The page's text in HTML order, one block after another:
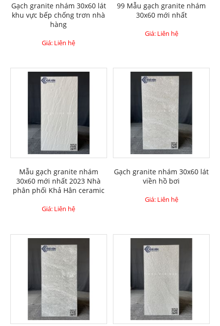
Gạch granite nhám 30x60 lát
khu vực bếp chống trơn nhà
hàng
Giá: Liên hệ
99 Mẫu gạch granite nhám
30x60 mới nhất
Giá: Liên hệ
Mẫu gạch granite nhám
30x60 mới nhất 2023 Nhà
phân phối Khả Hân ceramic
Giá: Liên hệ
Gạch granite nhám 30x60 lát
viền hồ bơi
Giá: Liên hệ